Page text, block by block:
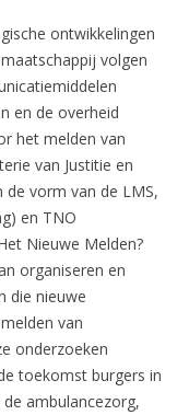
ontwikkelingen
volgen
en de overheid
het melden van
van Justitie en
de vorm van de LMS,
en TNO
Nieuwe Melden?
organiseren en
die nieuwe
van
onderzoeken
toekomst burgers in
ambulancezorg,